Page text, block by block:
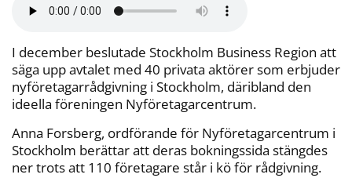
b
k
t l L
k
I december beslutade Stockholm Business Region att
säga upp avtalet med 40 privata aktörer som erbjuder
nyföretagarrådgivning i Stockholm, däribland den
ideella föreningen Nyföretagarcentrum.
Anna Forsberg, ordförande för Nyföretagarcentrum i
Stockholm berättar att deras bokningssida stängdes
ner trots att 110 företagare står i kö för rådgivning.